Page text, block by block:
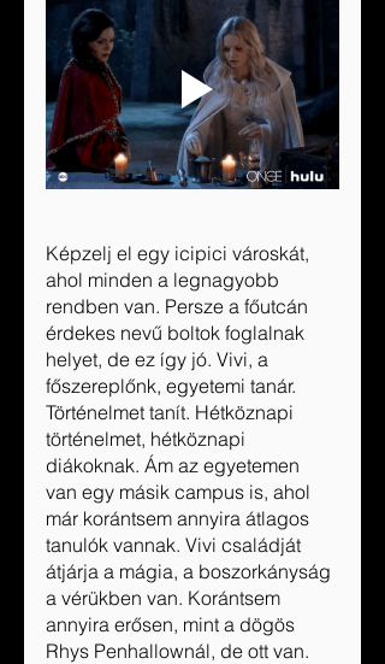
Képzelj el egy icipici városkát,
ahol minden a legnagyobb
rendben van. Persze a főutcán
érdekes nevű boltok foglalnak
helyet, de ez így jó. Vivi, a
főszereplőnk, egyetemi tanár.
Történelmet tanít. Hétköznapi
történelmet, hétköznapi
diákoknak. Ám az egyetemen
van egy másik campus is, ahol
már korántsem annyira átlagos
tanulók vannak. Vivi családját
átjárja a mágia, a boszorkányság
a vérükben van. Korántsem
annyira erősen, mint a dögös
Rhys Penhallownál, de ott van.